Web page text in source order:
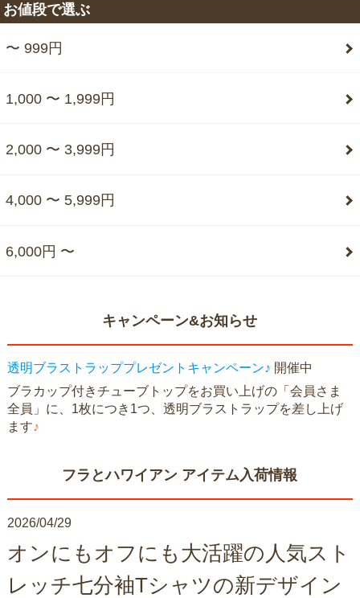
お値段で選ぶ
〜 999円
1,000 〜 1,999円
2,000 〜 3,999円
4,000 〜 5,999円
6,000円 〜
キャンペーン&お知らせ
透明ブラストラッププレゼントキャンペーン♪ 開催中
ブラカップ付きチューブトップをお買い上げの「会員さま
全員」に、1枚につき1つ、透明ブラストラップを差し上げ
ます♪
フラとハワイアン アイテム入荷情報
2026/04/29
オンにもオフにも大活躍の人気スト
レッチ七分袖Tシャツの新デザイン